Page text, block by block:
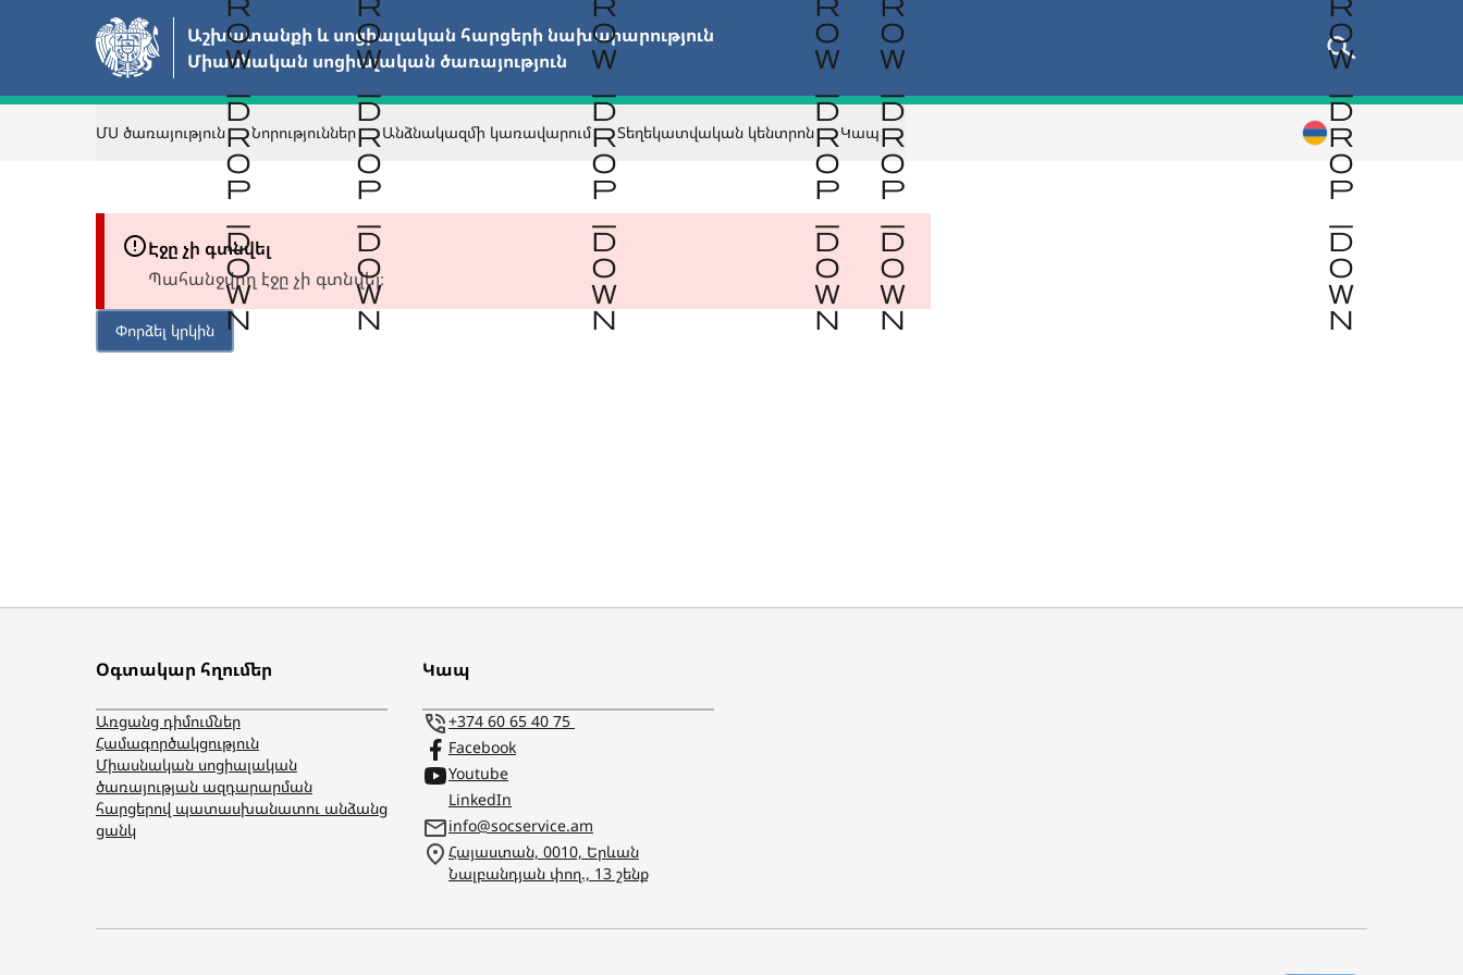
բովանդակությանը
Աշխատանքի և սոցիալական հարցերի նախարարություն
Միասնական սոցիալական ծառայություն
ՄՍ ծառայություն Նորություններ Անձնակազմի կառավարում Տեղեկատվական կենտրոն Կապ
Էջը չի գտնվել
Պահանջվող էջը չի գտնվել։
Փորձել կրկին
Օգտակար հղումեր
Առցանց դիմումներ
Համագործակցություն
Միասնական սոցիալական
ծառայության ազդարարման
հարցերով պատասխանատու անձանց
ցանկ
Կապ
+374 60 65 40 75
Facebook
Youtube
LinkedIn
info@socservice.am
Հայաստան, 0010, Երևան
Նալբանդյան փող., 13 շենք